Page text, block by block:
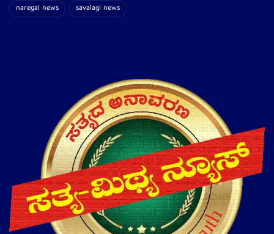
naregal news
savalagi news